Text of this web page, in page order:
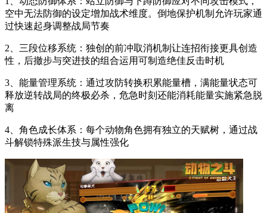
空中无法防御的设定增加战术维度。倒地保护机制允许玩家通
过快速起身调整战局节奏
2、三段位移系统：独创的前冲取消机制让连招衔接更具创造
性，后撤步与突进技的组合运用可制造绝佳反击时机
3、能量管理系统：通过攻防转换积累能量槽，满能量状态可
释放逆转战局的终极必杀，危急时刻还能消耗能量实施紧急脱
离
4、角色成长体系：每个动物角色拥有独立的天赋树，通过战
斗解锁特殊派生技与属性强化